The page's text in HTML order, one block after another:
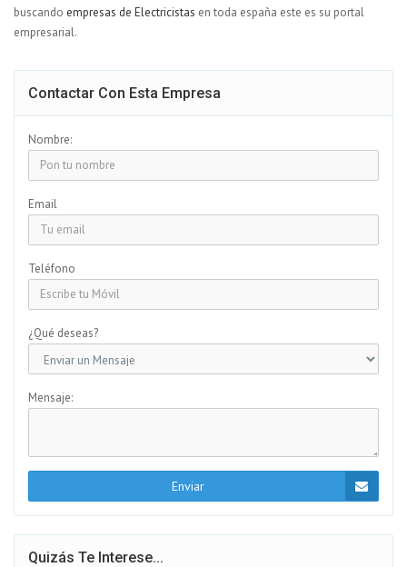
buscando empresas de Electricistas en toda españa este es su portal
empresarial.
Contactar Con Esta Empresa
Nombre:
Email
Teléfono
¿Qué deseas?
Mensaje:
Enviar
Quizás Te Interese...